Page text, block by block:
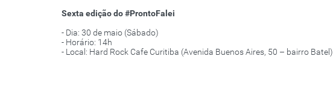
Sexta edição do #ProntoFalei
- Dia: 30 de maio (Sábado)
- Horário: 14h
- Local: Hard Rock Cafe Curitiba (Avenida Buenos Aires, 50 – bairro Batel)